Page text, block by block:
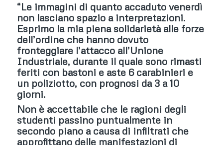
“Le immagini di quanto accaduto venerdì
non lasciano spazio a interpretazioni.
Esprimo la mia piena solidarietà alle forze
dell’ordine che hanno dovuto
fronteggiare l’attacco all’Unione
Industriale, durante il quale sono rimasti
feriti con bastoni e aste 6 carabinieri e
un poliziotto, con prognosi da 3 a 10
giorni.
Non è accettabile che le ragioni degli
studenti passino puntualmente in
secondo piano a causa di infiltrati che
approfittano delle manifestazioni di